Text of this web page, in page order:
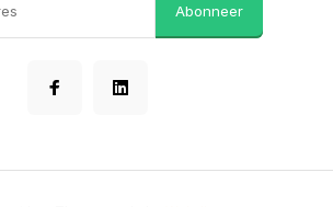
Abonneer